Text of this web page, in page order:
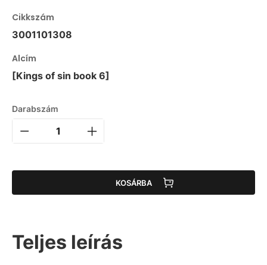
Cikkszám
3001101308
Alcím
[Kings of sin book 6]
Darabszám
KOSÁRBA
Teljes leírás